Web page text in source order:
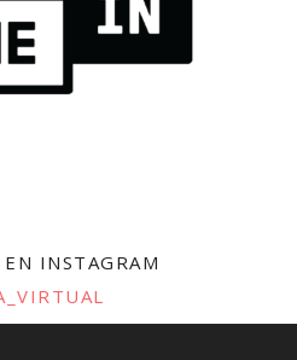
INSTAGRAM